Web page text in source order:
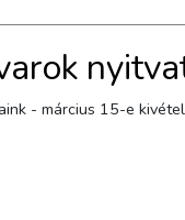
- március 15-e